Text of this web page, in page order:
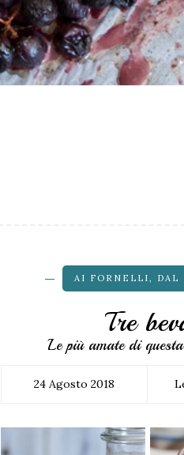
AI FORNELLI , DAL
Tre
Le più amate di
24 Agosto 2018